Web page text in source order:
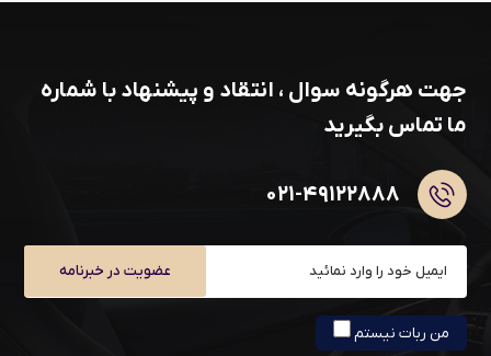
جهت هرگونه سوال ، انتقاد و پیشنهاد با شماره
ما تماس بگیرید
۰۲۱-۴۹۱۲۲۸۸۸
عضویت در خبرنامه
من ربات نیستم